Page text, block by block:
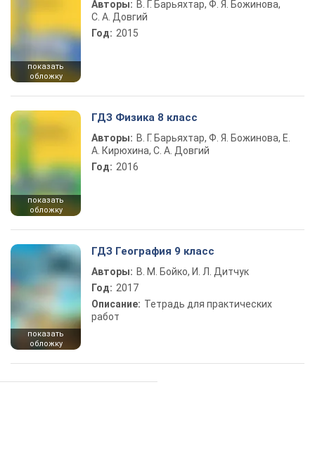
показать
обложку
Авторы: В. Г. Барьяхтар, Ф. Я. Божинова,
С. А. Довгий
Год: 2015
показать
обложку
ГДЗ Физика 8 класс
Авторы: В. Г. Барьяхтар, Ф. Я. Божинова, Е.
А. Кирюхина, С. А. Довгий
Год: 2016
показать
обложку
ГДЗ География 9 класс
Авторы: В. М. Бойко, И. Л. Дитчук
Год: 2017
Описание: Тетрадь для практических
работ